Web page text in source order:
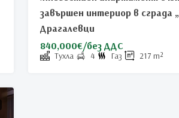
завършен интериор в сграда
Драгалевци
840,000€/без ДДС
Тухла 4 Газ 217 m²